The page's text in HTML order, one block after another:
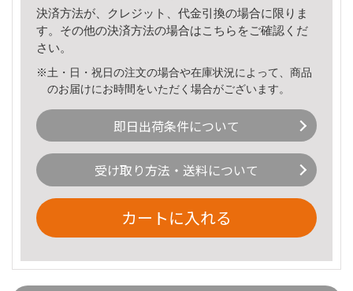
決済方法が、クレジット、代金引換の場合に限りま
す。その他の決済方法の場合はこちら をご確認くだ
さい。
※土・日・祝日の注文の場合や在庫状況によって、商品
のお届けにお時間をいただく場合がございます。
即日出荷条件について
受け取り方法・送料について
カートに入れる